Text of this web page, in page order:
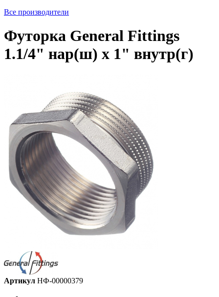
Все производители
Футорка General Fittings
1.1/4" нар(ш) х 1" внутр(г)
Артикул НФ-00000379